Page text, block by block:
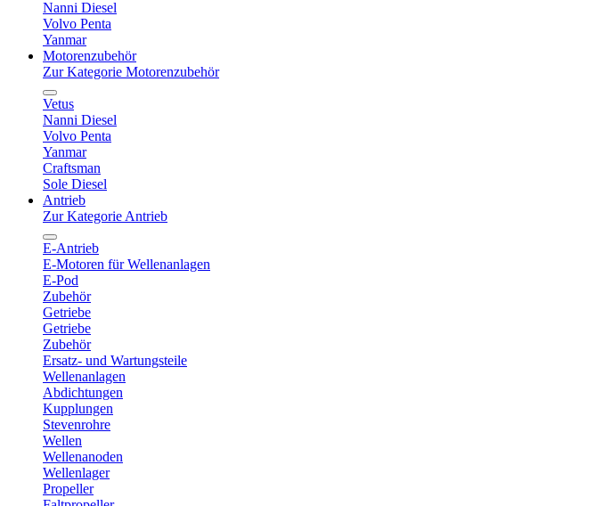
Nanni Diesel
Volvo Penta
Yanmar
Motorenzubehör
Zur Kategorie Motorenzubehör
Vetus
Nanni Diesel
Volvo Penta
Yanmar
Craftsman
Sole Diesel
Antrieb
Zur Kategorie Antrieb
E-Antrieb
E-Motoren für Wellenanlagen
E-Pod
Zubehör
Getriebe
Getriebe
Zubehör
Ersatz- und Wartungsteile
Wellenanlagen
Abdichtungen
Kupplungen
Stevenrohre
Wellen
Wellenanoden
Wellenlager
Propeller